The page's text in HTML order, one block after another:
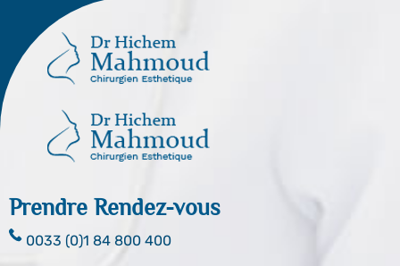
Prendre Rendez-vous
0033 (0)1 84 800 400